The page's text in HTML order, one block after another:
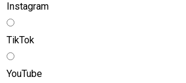
Instagram
TikTok
YouTube